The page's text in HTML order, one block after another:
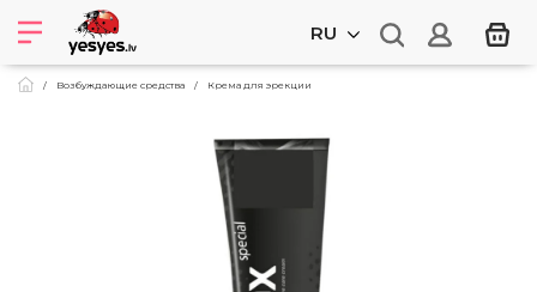
RU
Возбуждающие средства Крема для эрекции